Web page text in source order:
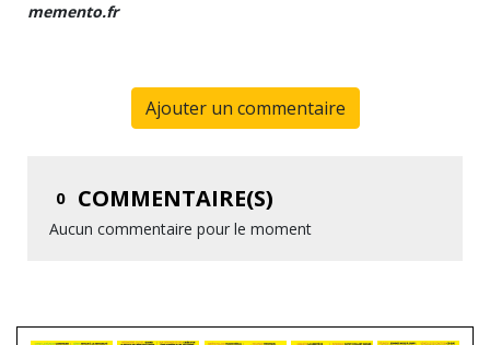
memento.fr
Ajouter un commentaire
0 COMMENTAIRE(S)
Aucun commentaire pour le moment